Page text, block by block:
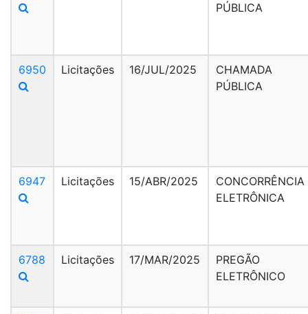
PÚBLICA
6950 Licitações 16/JUL/2025
CHAMADA
PÚBLICA
6947 Licitações 15/ABR/2025
CONCORRÊNCIA
ELETRÔNICA
6788 Licitações 17/MAR/2025
PREGÃO
ELETRÔNICO